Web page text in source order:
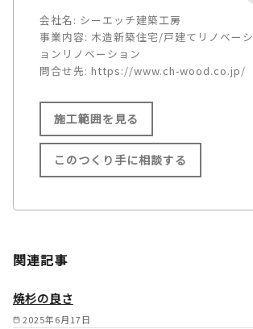
会社名: シーエッチ建築工房
事業内容: 木造新築住宅/戸建てリノベー
ョンリノベーション
問合せ先: https://www.ch-wood.co.jp/
施工範囲を見る
施工範囲
このつくり手に相談する
関連記事
2025年6月17日
焼杉の良さ